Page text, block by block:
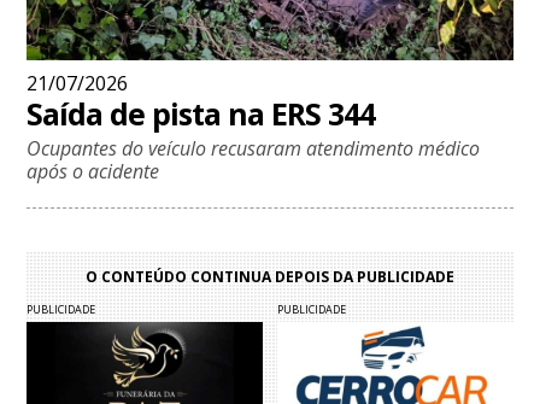
21/07/2026
Saída de pista na ERS 344
Ocupantes do veículo recusaram atendimento médico
após o acidente
O CONTEÚDO CONTINUA DEPOIS DA PUBLICIDADE
PUBLICIDADE PUBLICIDADE